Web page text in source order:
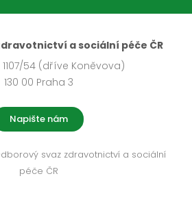
a sociální péče ČR
54 (dříve Koněvova)
130 00 Praha 3
Napište nám
svaz zdravotnictví a sociální
péče ČR